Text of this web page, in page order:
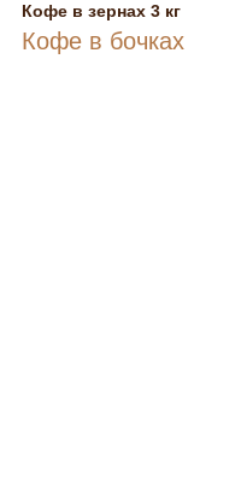
Кофе в зернах 3 кг
Кофе в бочках